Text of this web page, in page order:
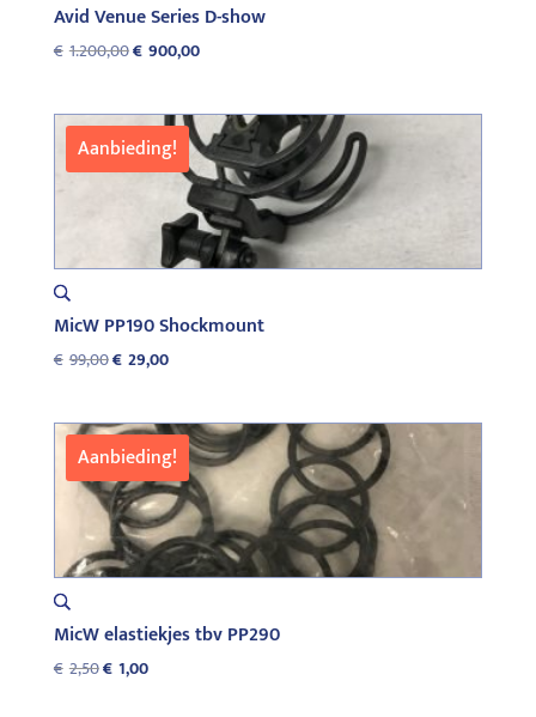
Avid Venue Series D-show
€ 1.200,00Oorspronkelijke
€1.200,00.
€ 900,00Huidige
€900,00.
Aanbieding!
MicW PP190 Shockmount
€ 99,00Oorspronkelijke
€99,00.
€ 29,00Huidige
€29,00.
Aanbieding!
MicW elastiekjes tbv PP290
€ 2,50Oorspronkelijke
€ 1,00Huidige